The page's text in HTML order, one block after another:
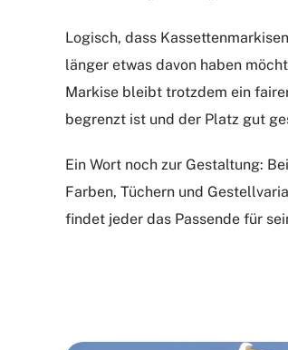
Logisch, dass
länger etwas davon haben
Markise bleibt trotzdem ein
begrenzt ist und der Platz gut
Ein Wort noch zur Gestaltung:
Farben, Tüchern und
findet jeder das Passende für